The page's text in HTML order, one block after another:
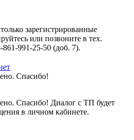
зарегистрированные
или позвоните в тех.
991-25-50 (доб. 7).
Спасибо!
Спасибо! Диалог с ТП будет
в личном кабинете.